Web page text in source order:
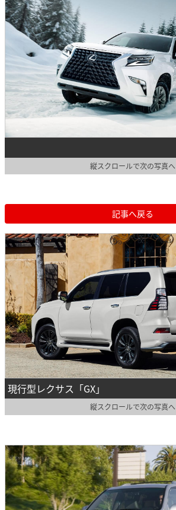
縦スクロールで次の写真へ
記事へ戻る
現行型レクサス「GX」
縦スクロールで次の写真へ